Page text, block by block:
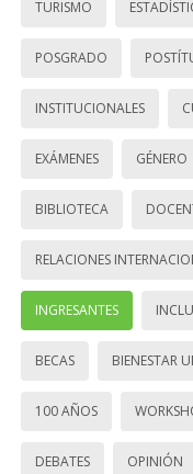
TURISMO
POSGRADO
INSTITUCIONALES
EXÁMENES GÉNERO
BIBLIOTECA
RELACIONES
INGRESANTES
BECAS BIENESTAR
100 AÑOS
DEBATES OPINIÓN